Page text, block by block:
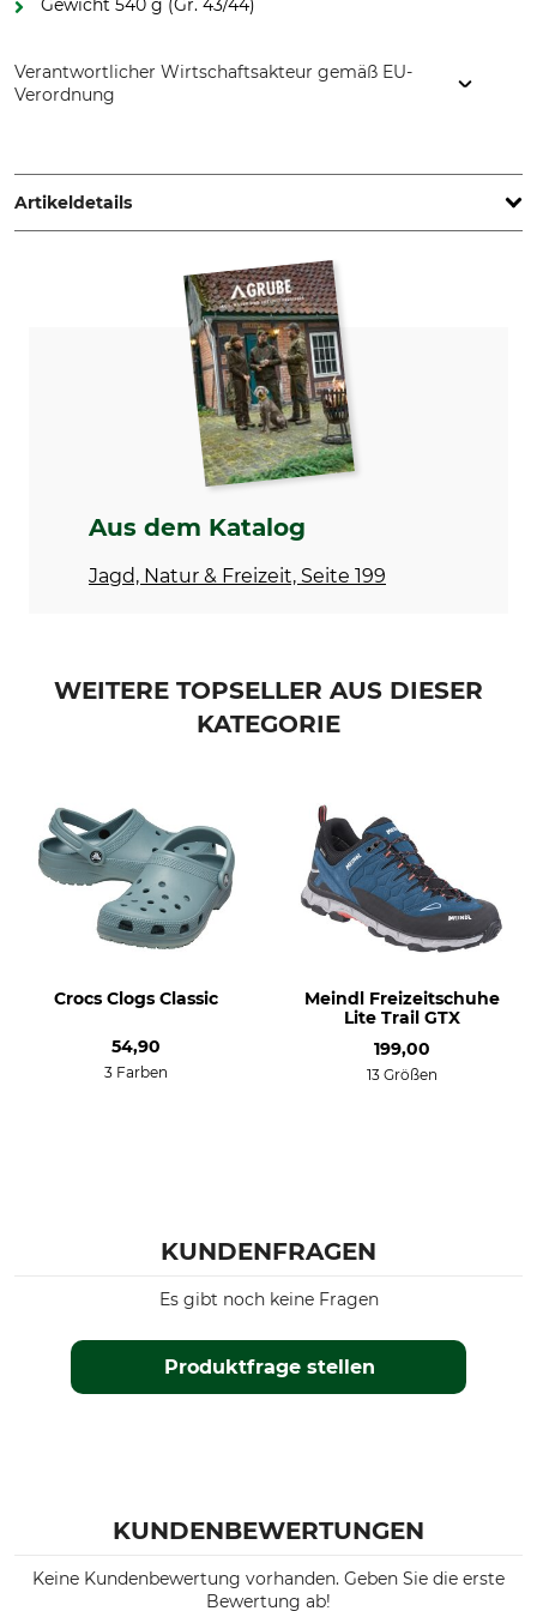
Gewicht 540 g (Gr. 43/44)
Verantwortlicher Wirtschaftsakteur gemäß EU-
Verordnung
Netherlands, www.crocs.eu
Artikeldetails
Produkttyp
Clogs
Modellbezeichnung
Für
Damen
Herren
Farbe
navy
Schuhgröße
Aus dem Katalog
Jagd, Natur & Freizeit, Seite 199
WEITERE TOPSELLER AUS DIESER
KATEGORIE
Crocs Clogs Classic
54,90
3 Farben
Meindl Freizeitschuhe
Lite Trail GTX
199,00
13 Größen
KUNDENFRAGEN
Produktfrage stellen
Es gibt noch keine Fragen
KUNDENBEWERTUNGEN
Keine Kundenbewertung vorhanden. Geben Sie die erste
Bewertung ab!